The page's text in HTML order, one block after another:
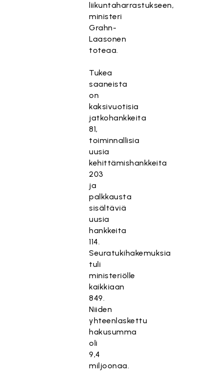
liikuntaharrastukseen,
ministeri
Grahn-
Laasonen
toteaa.
Tukea
saaneista
on
kaksivuotisia
jatkohankkeita
81,
toiminnallisia
uusia
kehittämishankkeita
203
ja
palkkausta
sisältäviä
uusia
hankkeita
114.
Seuratukihakemuksia
tuli
ministeriölle
kaikkiaan
849.
Niiden
yhteenlaskettu
hakusumma
oli
9,4
miljoonaa.